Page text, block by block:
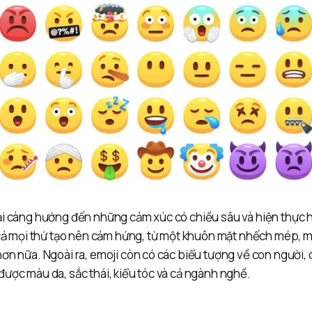
càng hướng đến những cảm xúc có chiều sâu và hiện thực
mọi thứ tạo nên cảm hứng, từ một khuôn mặt nhếch mép,
nữa. Ngoài ra, emoji còn có các biểu tượng về con
màu da, sắc thái, kiểu tóc và cả ngành nghề.